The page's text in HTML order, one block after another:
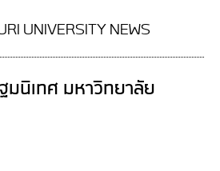
UNIVERSITY NEWS
มนิเทศ มหาวิทยาลัย